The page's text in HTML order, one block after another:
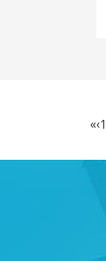
«‹1